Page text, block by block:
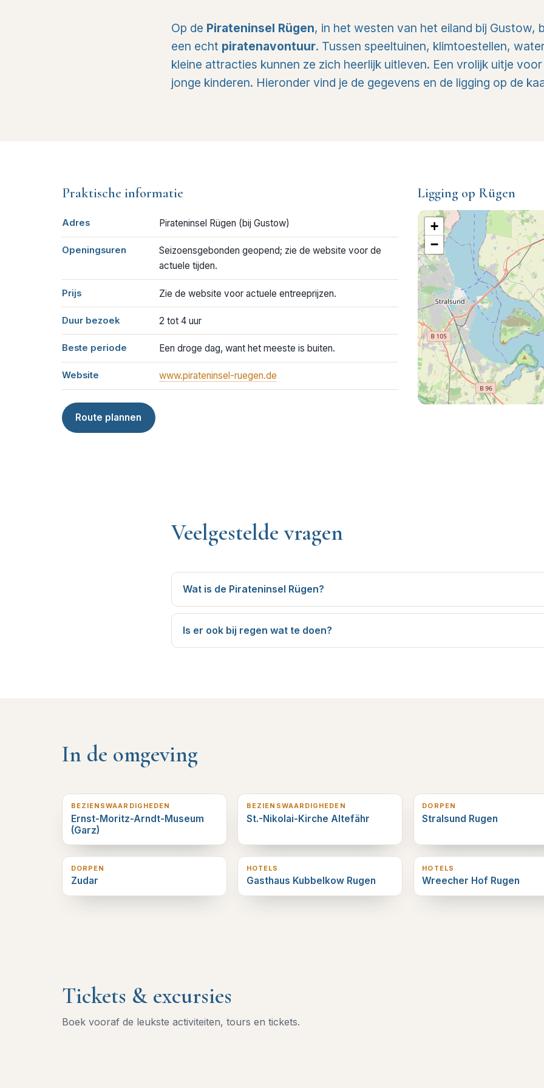
Op de Pirateninsel Rügen, in het westen van het eiland bij Gustow,
een echt piratenavontuur. Tussen speeltuinen, klimtoestellen,
kleine attracties kunnen ze zich heerlijk uitleven. Een vrolijk uitje
jonge kinderen. Hieronder vind je de gegevens en de ligging op de
Praktische informatie
Adres Pirateninsel Rügen (bij Gustow)
Openingsuren
Seizoensgebonden geopend; zie de website voor de
actuele tijden.
Prijs Zie de website voor actuele entreeprijzen.
Duur bezoek 2 tot 4 uur
Beste periode Een droge dag, want het meeste is buiten.
Website www.pirateninsel-ruegen.de
Route plannen
Ligging op Rügen
+
−
Veelgestelde vragen
Wat is de Pirateninsel Rügen?
Is er ook bij regen wat te doen?
In de omgeving
BEZIENSWAARDIGHEDEN
Ernst-Moritz-Arndt-Museum
(Garz)
BEZIENSWAARDIGHEDEN
St.-Nikolai-Kirche Altefähr
DORPEN
Stralsund Rugen
12 km verderop
DORPEN
Zudar
14 km verderop
HOTELS
Gasthaus Kubbelkow Rugen
15 km verderop
HOTELS
Wreecher Hof Rugen
Tickets & excursies
Boek vooraf de leukste activiteiten, tours en tickets.